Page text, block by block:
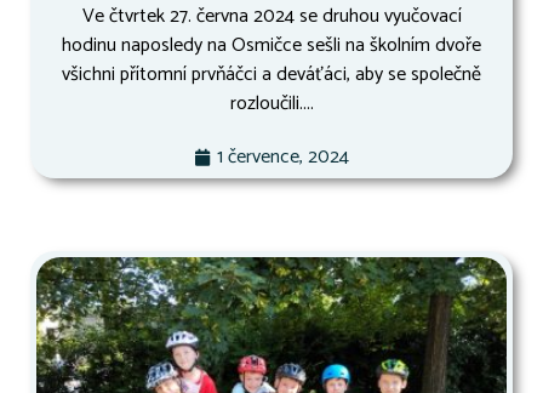
Ve čtvrtek 27. června 2024 se druhou vyučovací
hodinu naposledy na Osmičce sešli na školním dvoře
všichni přítomní prvňáčci a deváťáci, aby se společně
rozloučili....
1 července, 2024